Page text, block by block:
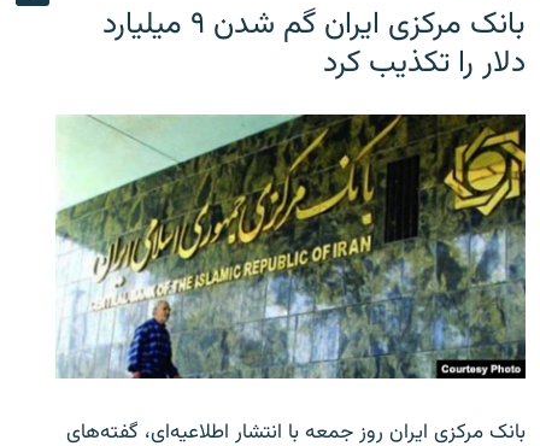
بانک مرکزی ایران گم شدن ۹ میلیارد
دلار را تکذیب کرد
بانک مرکزی ایران روز جمعه با انتشار اطلاعیه‌ای، گفته‌های